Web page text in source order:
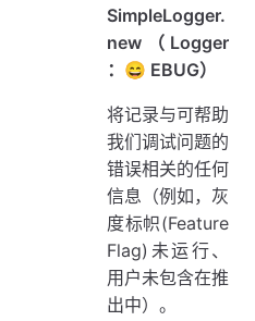
SimpleLogger.
new（Logger
：😄 EBUG）
将记录与可帮助
我们调试问题的
错误相关的任何
信息（例如，灰
度标帜(Feature
Flag)未运行、
用户未包含在推
出中）。